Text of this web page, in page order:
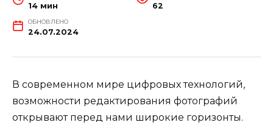
14 мин 62
ОБНОВЛЕНО
24.07.2024
В современном мире цифровых технологий,
возможности редактирования фотографий
открывают перед нами широкие горизонты.